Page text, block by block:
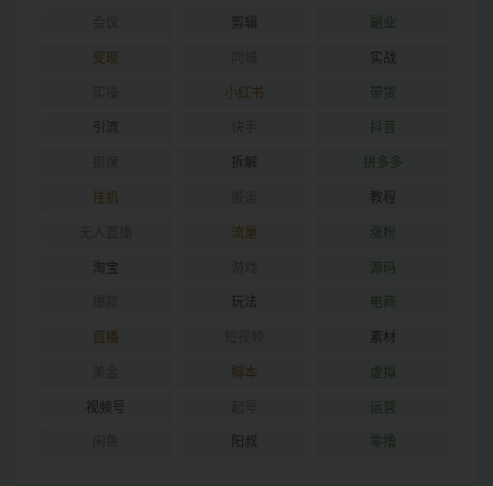
剪辑 副业
变现 实战
小红书 带货
引流 抖音
拆解 拼多多
挂机 教程
流量 涨粉
淘宝 源码
玩法 电商
直播 素材
脚本 虚拟
视频号 运营
阳叔 零撸